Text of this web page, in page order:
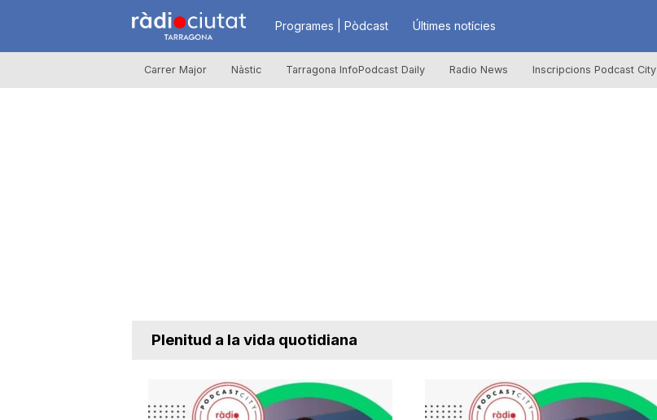
R
à
i
u
Programes | Pòdcast Últimes notícies
Carrer Major Nàstic Tarragona InfoPodcast Daily Radio News Inscripcions Podcast City
Plenitud a la vida quotidiana